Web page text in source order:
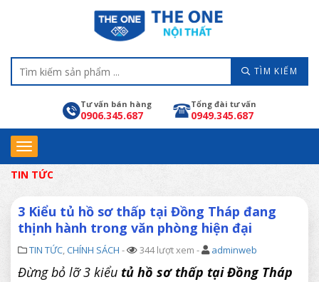
TÌM KIẾM
Tư vấn bán hàng
0906.345.687
Tổng đài tư vấn
0949.345.687
TIN TỨC
3 Kiểu tủ hồ sơ thấp tại Đồng Tháp đang
thịnh hành trong văn phòng hiện đại
TIN TỨC,CHÍNH SÁCH - 344 lượt xem - adminweb
Đừng bỏ lỡ 3 kiểu tủ hồ sơ thấp tại Đồng Tháp